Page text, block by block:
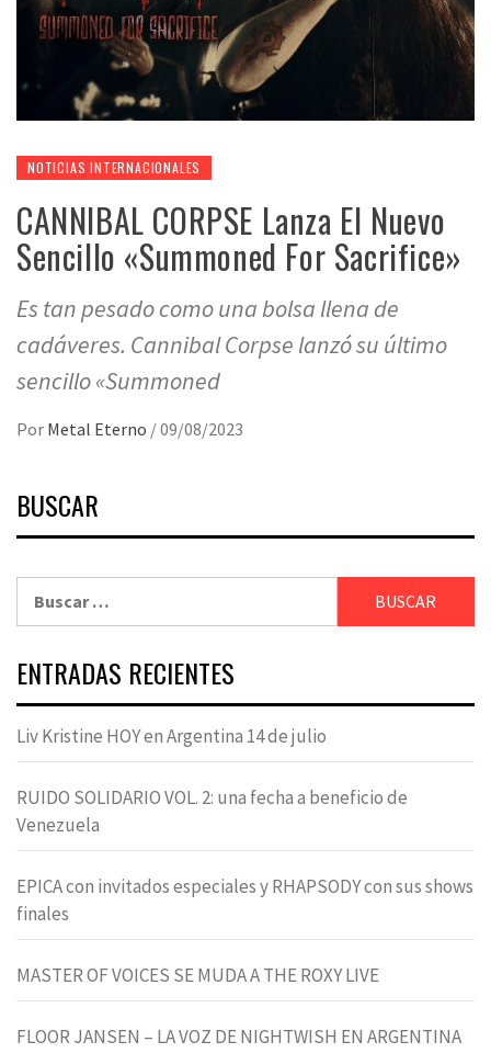
NOTICIAS INTERNACIONALES
CANNIBAL CORPSE Lanza El Nuevo
Sencillo «Summoned For Sacrifice»
Es tan pesado como una bolsa llena de
cadáveres. Cannibal Corpse lanzó su último
sencillo «Summoned
Por Metal Eterno /09/08/2023
BUSCAR
ENTRADAS RECIENTES
Liv Kristine HOY en Argentina 14 de julio
RUIDO SOLIDARIO VOL. 2: una fecha a beneficio de
Venezuela
EPICA con invitados especiales y RHAPSODY con sus shows
finales
MASTER OF VOICES SE MUDA A THE ROXY LIVE
FLOOR JANSEN – LA VOZ DE NIGHTWISH EN ARGENTINA